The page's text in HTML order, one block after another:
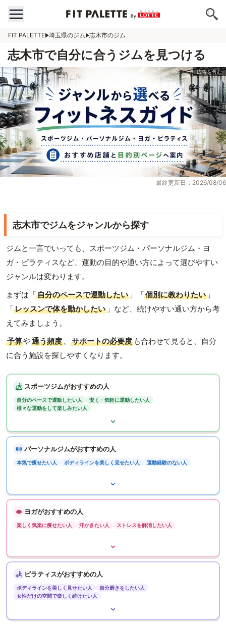
FIT PALETTE 埼玉県のジム 志木市のジム
志木市で自分に合うジムを見つける
最終更新日：2026/08/06
志木市でジムをジャンルから探す
ジムと一言でいっても、スポーツジム・パーソナルジム・ヨ
ガ・ピラティスなど、運動の目的や通い方によって選びやすい
ジャンルは変わります。
まずは「自分のペースで運動したい 」「個別に教わりたい 」
「レッスンで体を動かしたい 」など、続けやすい通い方から考
えてみましょう。
予算や通う頻度 、 サポートの必要度 も合わせて見ると、自分
に合う施設を探しやすくなります。
スポーツジムがおすすめの人
自分のペースで運動したい人
安く・気軽に運動したい人
様々な運動をして楽しみたい人
パーソナルジムがおすすめの人
本気で痩せたい人 ボディラインを美しく見せたい人 運動経験のない人
ヨガがおすすめの人
楽しく気楽に痩せたい人 汗かきたい人 ストレスを解消したい人
ピラティスがおすすめの人
ボディラインを美しく見せたい人
自分磨きをしたい人
女性だけの空間で楽しく続けたい人